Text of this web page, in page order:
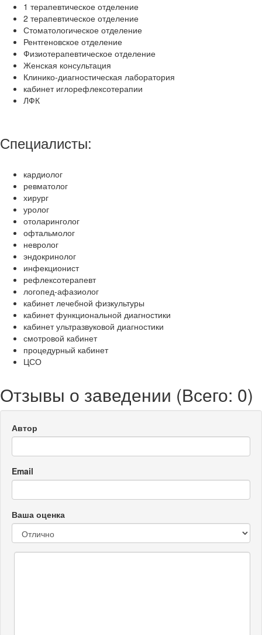
1 терапевтическое отделение
2 терапевтическое отделение
Стоматологическое отделение
Рентгеновское отделение
Физиотерапевтическое отделение
Женская консультация
Клинико-диагностическая лаборатория
кабинет иглорефлексотерапии
ЛФК
Специалисты:
кардиолог
ревматолог
хирург
уролог
отоларинголог
офтальмолог
невролог
эндокринолог
инфекционист
рефлексотерапевт
логопед-афазиолог
кабинет лечебной физкультуры
кабинет функциональной диагностики
кабинет ультразвуковой диагностики
смотровой кабинет
процедурный кабинет
ЦСО
Отзывы о заведении (Всего: 0)
Автор
Email
Ваша оценка